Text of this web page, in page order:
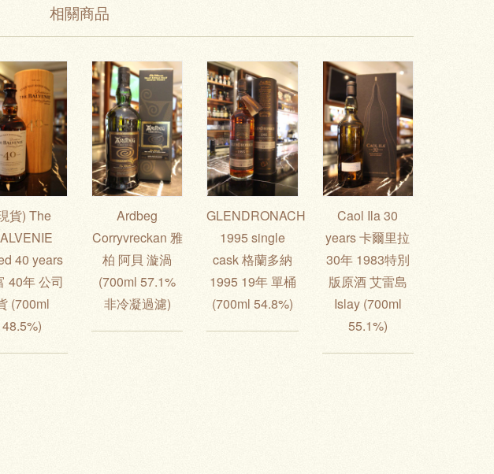
相關商品
貨) The
40 years
40年 公司
(700ml
48.5%)
Ardbeg
Corryvreckan 雅
柏 阿貝 漩渦
(700ml 57.1%
非冷凝過濾)
GLENDRONACH
1995 single
cask 格蘭多納
1995 19年 單桶
(700ml 54.8%)
Caol Ila 30
years 卡爾里拉
30年 1983特別
版原酒 艾雷島
Islay (700ml
55.1%)